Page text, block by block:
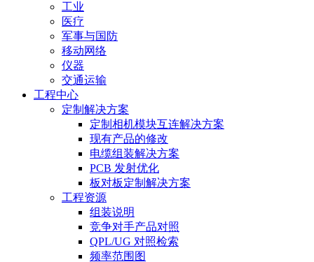
工业
医疗
军事与国防
移动网络
仪器
交通运输
工程中心
定制解决方案
定制相机模块互连解决方案
现有产品的修改
电缆组装解决方案
PCB 发射优化
板对板定制解决方案
工程资源
组装说明
竞争对手产品对照
QPL/UG 对照检索
频率范围图